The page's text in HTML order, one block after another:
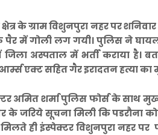
के ग्राम विशुनपुरा नहर पर
पैर में गोली लग गयी। पुलिस ने
अस्पताल में भर्ती कराया है।
एक्ट सहित गैर इरादतन हत्या का
अमित शर्मा पुलिस फोर्स के साथ
के जरिये सूचना मिली कि पडरौना
ही इंस्पेक्टर विशुनपुरा नहर